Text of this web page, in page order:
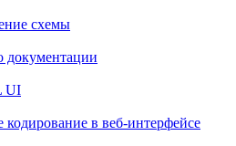
схемы
документации
UI
кодирование в веб-интерфейсе